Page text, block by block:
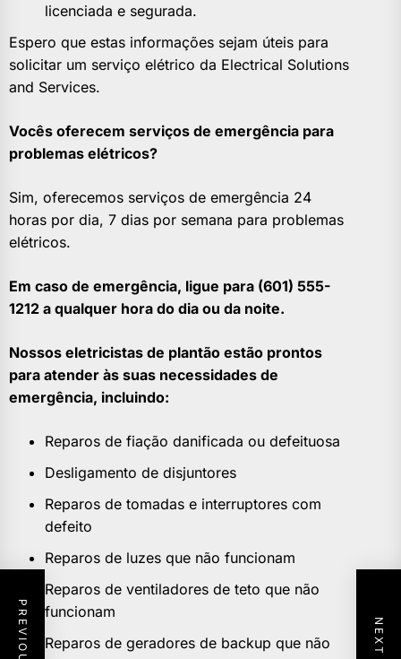
licenciada e segurada.
Espero que estas informações sejam úteis para
solicitar um serviço elétrico da Electrical Solutions
and Services.
Vocês oferecem serviços de emergência para
problemas elétricos?
Sim, oferecemos serviços de emergência 24
horas por dia, 7 dias por semana para problemas
elétricos.
Em caso de emergência, ligue para (601) 555-
1212 a qualquer hora do dia ou da noite.
Nossos eletricistas de plantão estão prontos
para atender às suas necessidades de
emergência, incluindo:
Reparos de fiação danificada ou defeituosa
Desligamento de disjuntores
Reparos de tomadas e interruptores com
defeito
Reparos de luzes que não funcionam
Reparos de ventiladores de teto que não
funcionam
Reparos de geradores de backup que não